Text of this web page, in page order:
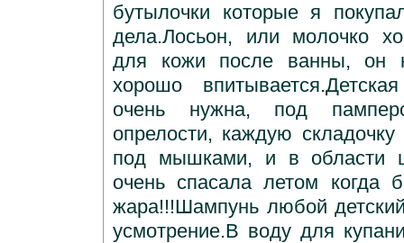
бутылочки которые я
дела.Лосьон, или молочко
для кожи после ванны, он
хорошо
очень нужна, под
опрелости, каждую складочку
под мышками, и в области
очень спасала летом когда
жара!!!Шампунь любой
усмотрение.В воду для